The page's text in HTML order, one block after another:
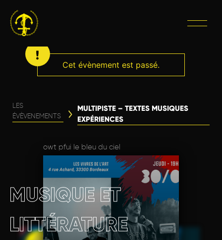
Cet évènement est passé.
LES
ÉVÈVENEMENTS
MULTIPISTE – TEXTES MUSIQUES
EXPÉRIENCES
owt pfui le bleu du ciel
MUSIQUE ET
LITTÉRATURE